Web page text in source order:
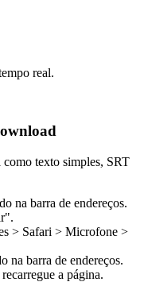
real.
texto simples, SRT
na barra de endereços.
> Safari > Microfone >
na barra de endereços.
a página.